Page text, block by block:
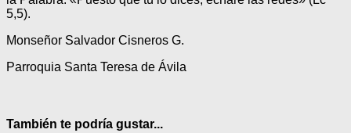
5,5).
Monseñor Salvador Cisneros G.
Parroquia Santa Teresa de Ávila
También te podría gustar...